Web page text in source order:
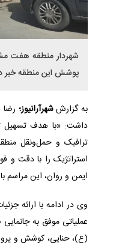
شهردار منطقه هفت
پوشش این منطقه خبر
به گزارششهرآرانیوز؛ رضا
داشت: «با هدف تسهیل
ترافیک و حمل‌ونقل
استراتژیک را با دقت و
ایمن و روان، این مراسم
وی در ادامه با ارائه
(ع)، حنایی، کوشش و